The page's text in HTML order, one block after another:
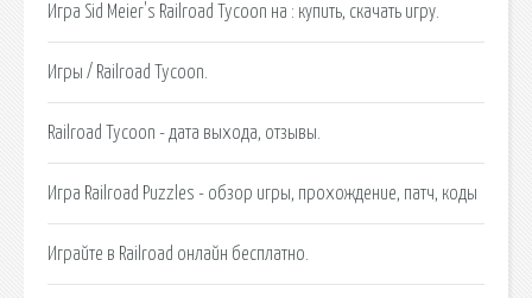
Игра Sid Meier's Railroad Tycoon на : купить, скачать игру.
Игры / Railroad Tycoon.
Railroad Tycoon - дата выхода, отзывы.
Игра Railroad Puzzles - обзор игры, прохождение, патч, коды
Играйте в Railroad онлайн бесплатно.